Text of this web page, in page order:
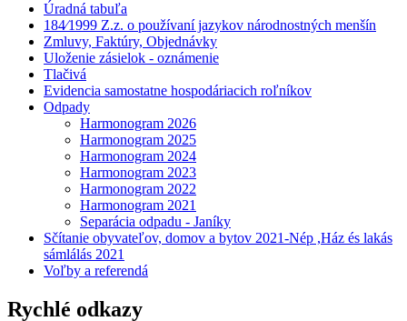
Úradná tabuľa
184⁄1999 Z.z. o používaní jazykov národnostných menšín
Zmluvy, Faktúry, Objednávky
Uloženie zásielok - oznámenie
Tlačivá
Evidencia samostatne hospodáriacich roľníkov
Odpady
Harmonogram 2026
Harmonogram 2025
Harmonogram 2024
Harmonogram 2023
Harmonogram 2022
Harmonogram 2021
Separácia odpadu - Janíky
Sčítanie obyvateľov, domov a bytov 2021-Nép ,Ház és lakás
sámlálás 2021
Voľby a referendá
Rychlé odkazy